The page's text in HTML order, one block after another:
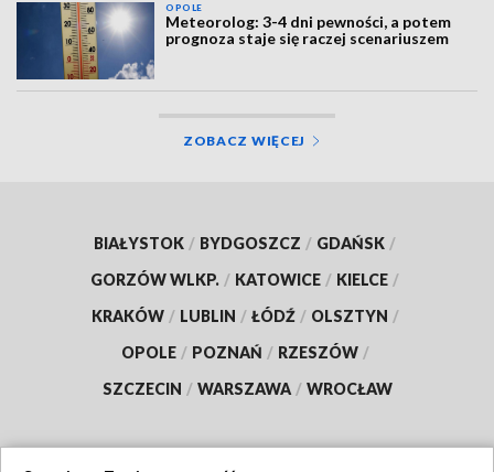
OPOLE
Meteorolog: 3-4 dni pewności, a potem
prognoza staje się raczej scenariuszem
ZOBACZ WIĘCEJ
BIAŁYSTOK / BYDGOSZCZ / GDAŃSK /
GORZÓW WLKP. / KATOWICE / KIELCE /
KRAKÓW / LUBLIN / ŁÓDŹ / OLSZTYN /
OPOLE / POZNAŃ / RZESZÓW /
SZCZECIN / WARSZAWA / WROCŁAW